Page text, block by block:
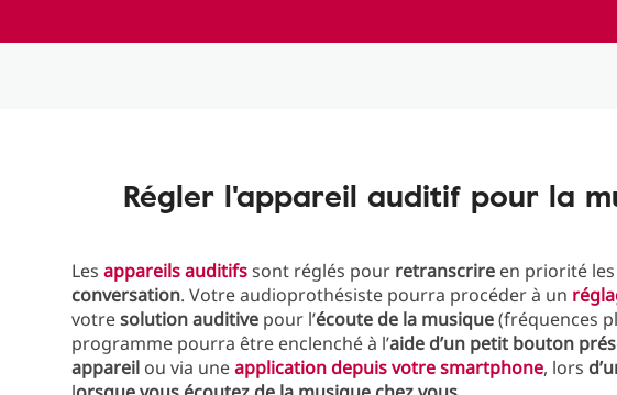
Régler l'appareil auditif pour la
Les appareils auditifssont réglés pour retranscrire en priorité les
conversation. Votre audioprothésiste pourra procéder à un
votresolution auditive pour l’écoute de la musique(fréquences
programme pourra être enclenché à l’aide d’un petit bouton
appareil ou via uneapplication depuis votre smartphone, lors